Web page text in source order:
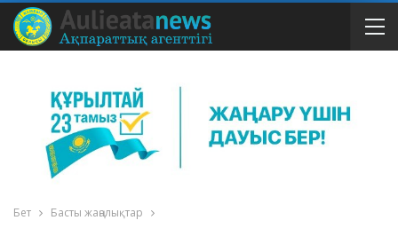
Бет Басты жаңалықтар